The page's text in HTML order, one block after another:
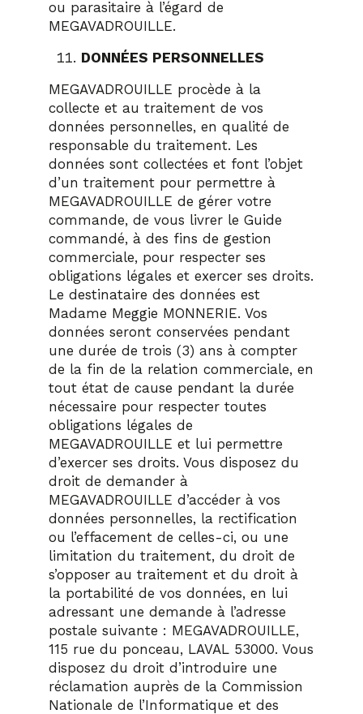
ou parasitaire à l’égard de
MEGAVADROUILLE.
DONNÉES PERSONNELLES
MEGAVADROUILLE procède à la
collecte et au traitement de vos
données personnelles, en qualité de
responsable du traitement. Les
données sont collectées et font l’objet
d’un traitement pour permettre à
MEGAVADROUILLE de gérer votre
commande, de vous livrer le Guide
commandé, à des fins de gestion
commerciale, pour respecter ses
obligations légales et exercer ses droits.
Le destinataire des données est
Madame Meggie MONNERIE. Vos
données seront conservées pendant
une durée de trois (3) ans à compter
de la fin de la relation commerciale, en
tout état de cause pendant la durée
nécessaire pour respecter toutes
obligations légales de
MEGAVADROUILLE et lui permettre
d’exercer ses droits. Vous disposez du
droit de demander à
MEGAVADROUILLE d’accéder à vos
données personnelles, la rectification
ou l’effacement de celles-ci, ou une
limitation du traitement, du droit de
s’opposer au traitement et du droit à
la portabilité de vos données, en lui
adressant une demande à l’adresse
postale suivante : MEGAVADROUILLE,
115 rue du ponceau, LAVAL 53000. Vous
disposez du droit d’introduire une
réclamation auprès de la Commission
Nationale de l’Informatique et des